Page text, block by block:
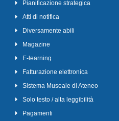
Pianificazione strategica
Atti di notifica
Diversamente abili
Magazine
E-learning
Fatturazione elettronica
Sistema Museale di Ateneo
Solo testo / alta leggibilità
Pagamenti